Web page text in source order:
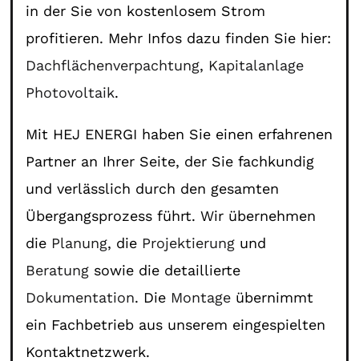
in der Sie von kostenlosem Strom
profitieren. Mehr Infos dazu finden Sie hier:
Dachflächenverpachtung, Kapitalanlage
Photovoltaik.
Mit HEJ ENERGI haben Sie einen erfahrenen
Partner an Ihrer Seite, der Sie fachkundig
und verlässlich durch den gesamten
Übergangsprozess führt. Wir übernehmen
die Planung, die Projektierung und
Beratung sowie die detaillierte
Dokumentation. Die Montage übernimmt
ein Fachbetrieb aus unserem eingespielten
Kontaktnetzwerk.